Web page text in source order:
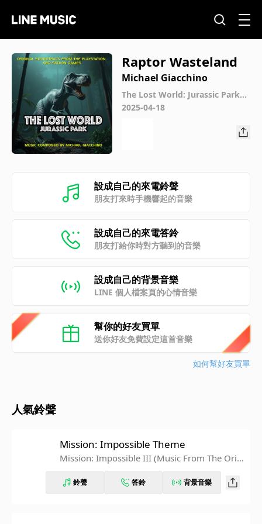
Raptor Wasteland
Michael Giacchino
The Lost World: Jurassic Park
(Original score from the Saturn
2025-04-18
設成自己的來電鈴聲
朋友打來時手機響起的音樂
設成自己的來電答鈴
朋友打給你時對方聽到的音樂
設成自己的背景音樂
LINE 個人檔案頁的心情音樂
幫你的好友買單
送你好友免費設定這首音樂
如何幫好友買單
人氣鈴聲
Mission: Impossible Theme
Mission: Impossible III (Music From The Origi
鈴聲 答鈴 背景音樂